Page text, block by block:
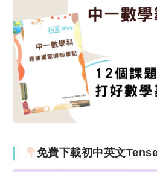
免費下載初中英文